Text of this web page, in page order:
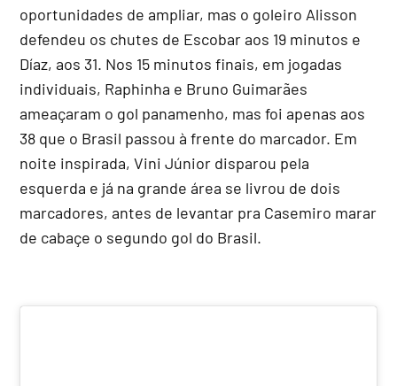
oportunidades de ampliar, mas o goleiro Alisson
defendeu os chutes de Escobar aos 19 minutos e
Díaz, aos 31. Nos 15 minutos finais, em jogadas
individuais, Raphinha e Bruno Guimarães
ameaçaram o gol panamenho, mas foi apenas aos
38 que o Brasil passou à frente do marcador. Em
noite inspirada, Vini Júnior disparou pela
esquerda e já na grande área se livrou de dois
marcadores, antes de levantar pra Casemiro marar
de cabaçe o segundo gol do Brasil.